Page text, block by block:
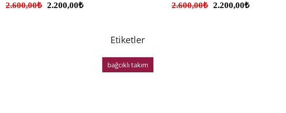
2.200,00₺
2.600,00₺ 2.200,00₺
2.600,00₺
Etiketler
bağcıklı takım